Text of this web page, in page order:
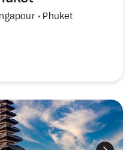
• Phuket